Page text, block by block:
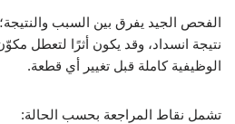
الفحص الجيد يفرق بين السبب
نتيجة انسداد، وقد يكون أثرًا لتعطل
الوظيفية كاملة قبل تغيير أي قطعة.
تشمل نقاط المراجعة بحسب الحالة: